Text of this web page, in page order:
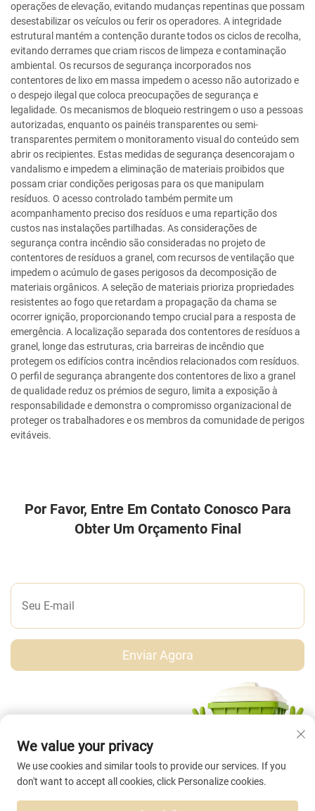
operações de elevação, evitando mudanças repentinas que possam
desestabilizar os veículos ou ferir os operadores. A integridade
estrutural mantém a contenção durante todos os ciclos de recolha,
evitando derrames que criam riscos de limpeza e contaminação
ambiental. Os recursos de segurança incorporados nos
contentores de lixo em massa impedem o acesso não autorizado e
o despejo ilegal que coloca preocupações de segurança e
legalidade. Os mecanismos de bloqueio restringem o uso a pessoas
autorizadas, enquanto os painéis transparentes ou semi-
transparentes permitem o monitoramento visual do conteúdo sem
abrir os recipientes. Estas medidas de segurança desencorajam o
vandalismo e impedem a eliminação de materiais proibidos que
possam criar condições perigosas para os que manipulam
resíduos. O acesso controlado também permite um
acompanhamento preciso dos resíduos e uma repartição dos
custos nas instalações partilhadas. As considerações de
segurança contra incêndio são consideradas no projeto de
contentores de resíduos a granel, com recursos de ventilação que
impedem o acúmulo de gases perigosos da decomposição de
materiais orgânicos. A seleção de materiais prioriza propriedades
resistentes ao fogo que retardam a propagação da chama se
ocorrer ignição, proporcionando tempo crucial para a resposta de
emergência. A localização separada dos contentores de resíduos a
granel, longe das estruturas, cria barreiras de incêndio que
protegem os edifícios contra incêndios relacionados com resíduos.
O perfil de segurança abrangente dos contentores de lixo a granel
de qualidade reduz os prémios de seguro, limita a exposição à
responsabilidade e demonstra o compromisso organizacional de
proteger os trabalhadores e os membros da comunidade de perigos
evitáveis.
Por Favor, Entre Em Contato Conosco Para
Obter Um Orçamento Final
Enviar Agora
We value your privacy
We use cookies and similar tools to provide our services. If you
don't want to accept all cookies, click Personalize cookies.